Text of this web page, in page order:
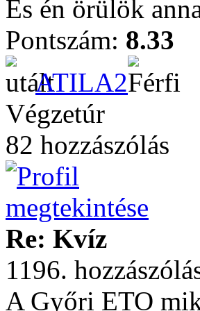
És én örülök
Pontszám: 8.33
ATILA2
Végzetúr
82 hozzászólás
Re: Kvíz
1196.
A Győri ETO